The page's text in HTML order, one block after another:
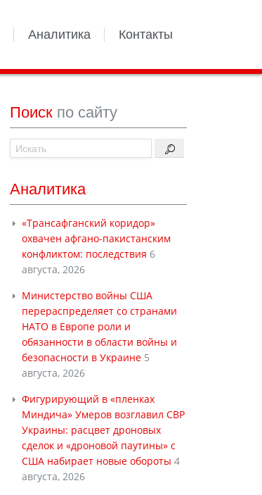
Аналитика Контакты
Поиск по сайту
Аналитика
«Трансафганский коридор»
охвачен афгано-пакистанским
конфликтом: последствия 6
августа, 2026
Министерство войны США
перераспределяет со странами
НАТО в Европе роли и
обязанности в области войны и
безопасности в Украине 5
августа, 2026
Фигурирующий в «пленках
Миндича» Умеров возглавил СВР
Украины: расцвет дроновых
сделок и «дроновой паутины» с
США набирает новые обороты 4
августа, 2026